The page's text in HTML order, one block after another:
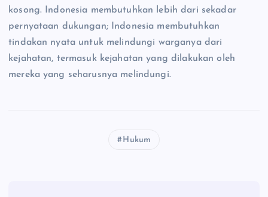
kosong. Indonesia membutuhkan lebih dari sekadar
pernyataan dukungan; Indonesia membutuhkan
tindakan nyata untuk melindungi warganya dari
kejahatan, termasuk kejahatan yang dilakukan oleh
mereka yang seharusnya melindungi.
Hukum